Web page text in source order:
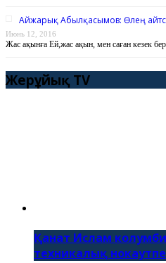
Айжарық Абылқасымов: Өлең
Июнь 12, 2016
Жас ақынға Ей,жас ақын, мен саған кезек
Жерұйық TV
Қанат Ислам
техникалық